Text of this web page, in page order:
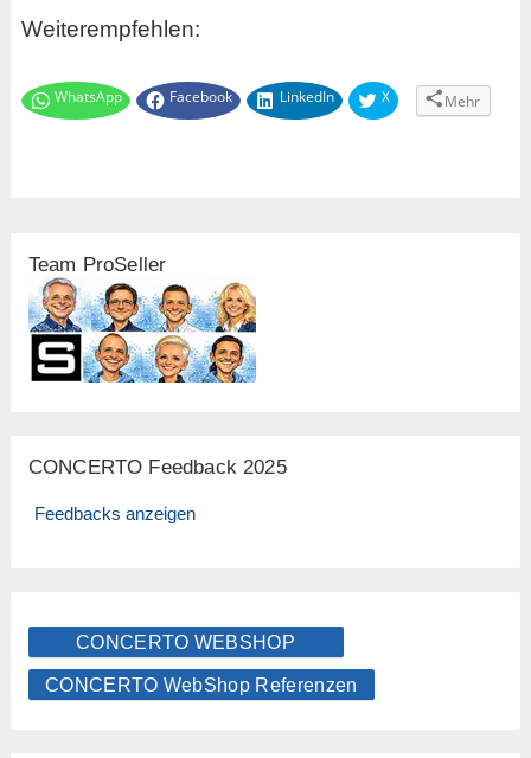
Weiterempfehlen:
WhatsApp Facebook LinkedIn X Mehr
Team ProSeller
CONCERTO Feedback 2025
Feedbacks anzeigen
CONCERTO WEBSHOP
CONCERTO WebShop Referenzen